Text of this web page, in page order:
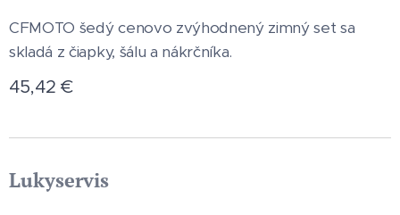
CFMOTO šedý cenovo zvýhodnený zimný set sa
skladá z čiapky, šálu a nákrčníka.
45,42 €
Lukyservis